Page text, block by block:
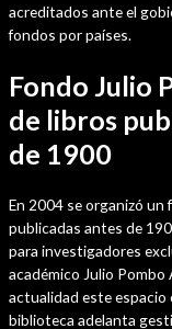
acreditados ante el
fondos por países.
Fondo Julio
de libros
de 1900
En 2004 se organizó un
publicadas antes de
para investigadores
académico Julio Pombo
actualidad este
biblioteca adelanta